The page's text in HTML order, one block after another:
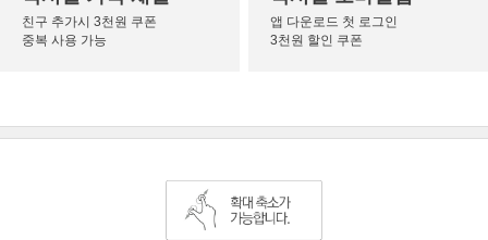
친구 추가시 3천원 쿠폰
중복 사용 가능
앱 다운로드 첫 로그인
3천원 할인 쿠폰